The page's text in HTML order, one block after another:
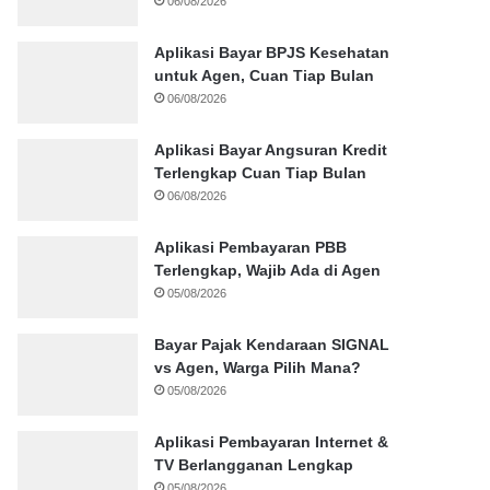
Aplikasi Bayar BPJS Kesehatan
untuk Agen, Cuan Tiap Bulan
06/08/2026
Aplikasi Bayar Angsuran Kredit
Terlengkap Cuan Tiap Bulan
06/08/2026
Aplikasi Pembayaran PBB
Terlengkap, Wajib Ada di Agen
05/08/2026
Bayar Pajak Kendaraan SIGNAL
vs Agen, Warga Pilih Mana?
05/08/2026
Aplikasi Pembayaran Internet &
TV Berlangganan Lengkap